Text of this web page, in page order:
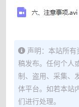
声明：本站所
稿发布。任何个人
制、盗用、采集、
体平台。如若本站
们进行处理。